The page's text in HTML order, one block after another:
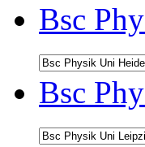
Bsc
Bsc